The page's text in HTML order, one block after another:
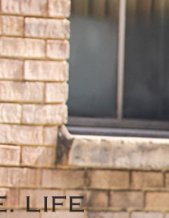
傘
50cm）
いやすい小ぶ
55cm)
いる女性雨傘と
骨50cm)